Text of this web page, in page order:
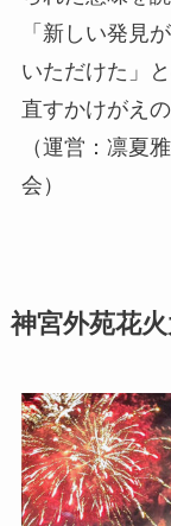
「新しい発見
いただけた」
直すかけがえ
（運営：凛夏
会）
神宮外苑花